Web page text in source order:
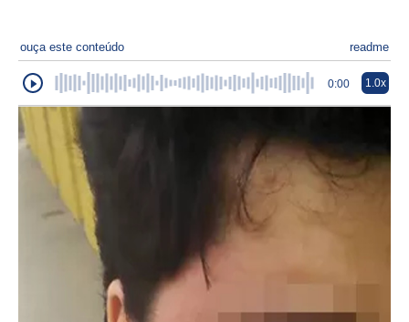
ouça este conteúdo readme
0:00 1.0x